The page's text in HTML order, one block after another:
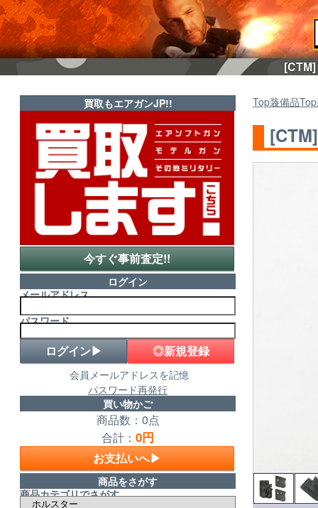
Top装備品Top
買取もエアガンJP!!
今すぐ事前査定!!
ログイン
メールアドレス
パスワード
◎新規登録
会員メールアドレスを記憶
パスワード再発行
買い物かご
商品数：0点
合計： 0円
お支払いへ▶
商品をさがす
商品カテゴリでさがす